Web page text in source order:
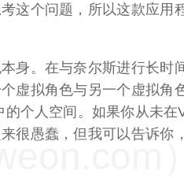
这个问题，所以这款应用
身。在与奈尔斯进行长时
虚拟角色与另一个虚拟角
个人空间。如果你从未在
很愚蠢，但我可以告诉你
）